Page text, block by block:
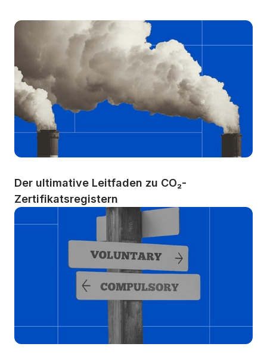
Der ultimative Leitfaden zu CO₂-
Zertifikatsregistern